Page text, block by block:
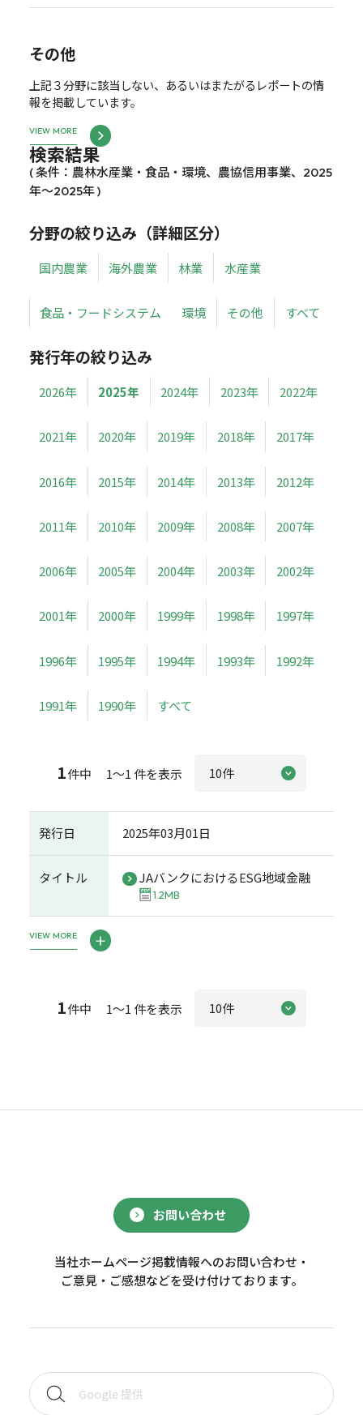
その他
上記３分野に該当しない、あるいはまたがるレポートの情
報を掲載しています。
VIEW MORE
検索結果
( 条件：農林水産業・食品・環境、農協信用事業、2025
年～2025年 )
分野の絞り込み（詳細区分）
国内農業 海外農業 林業 水産業
食品・フードシステム 環境 その他 すべて
発行年の絞り込み
2026年 2025年 2024年 2023年 2022年
2021年 2020年 2019年 2018年 2017年
2016年 2015年 2014年 2013年 2012年
2011年 2010年 2009年 2008年 2007年
2006年 2005年 2004年 2003年 2002年
2001年 2000年 1999年 1998年 1997年
1996年 1995年 1994年 1993年 1992年
1991年 1990年 すべて
1件中 1～1 件を表示
発行日 2025年03月01日
タイトル JAバンクにおけるESG地域金融
1.2MB
VIEW MORE
1件中 1～1 件を表示
お問い合わせ
当社ホームページ掲載情報へのお問い合わせ・
ご意見・ご感想などを受け付けております。